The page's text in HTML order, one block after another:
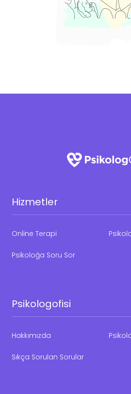
Hizmetler
Online Terapi
Psikoloğa Soru Sor
Psikologofisi
Hakkımızda
Sıkça Sorulan Sorular